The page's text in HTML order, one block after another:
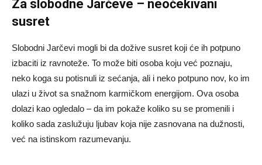
Za slobodne Jarčeve – neočekivani
susret
Slobodni Jarčevi mogli bi da dožive susret koji će ih potpuno
izbaciti iz ravnoteže. To može biti osoba koju već poznaju,
neko koga su potisnuli iz sećanja, ali i neko potpuno nov, ko im
ulazi u život sa snažnom karmičkom energijom. Ova osoba
dolazi kao ogledalo – da im pokaže koliko su se promenili i
koliko sada zaslužuju ljubav koja nije zasnovana na dužnosti,
već na istinskom razumevanju.